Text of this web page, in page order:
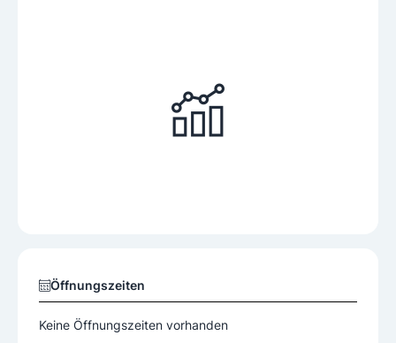
Öffnungszeiten
Keine Öffnungszeiten vorhanden